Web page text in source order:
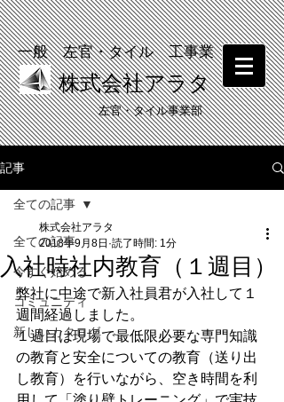
一般 左官・タイル 工事業
株式会社アラタ
​左官・タイル事業部
​塗り壁体験 受付中！
記事
全ての記事
今すぐ始める
コミュニティ
新しいカタログ
全ての記事
入社時社内教育（１週目）
株式会社アラタ
2018年9月8日 読了時間: 1分
弊社に中途で新入社員君が入社して１
週間経過しました。
１週目は現場で最低限必要な専門知識
の教育と安全についての教育（送り出
し教育）を行いながら、空き時間を利